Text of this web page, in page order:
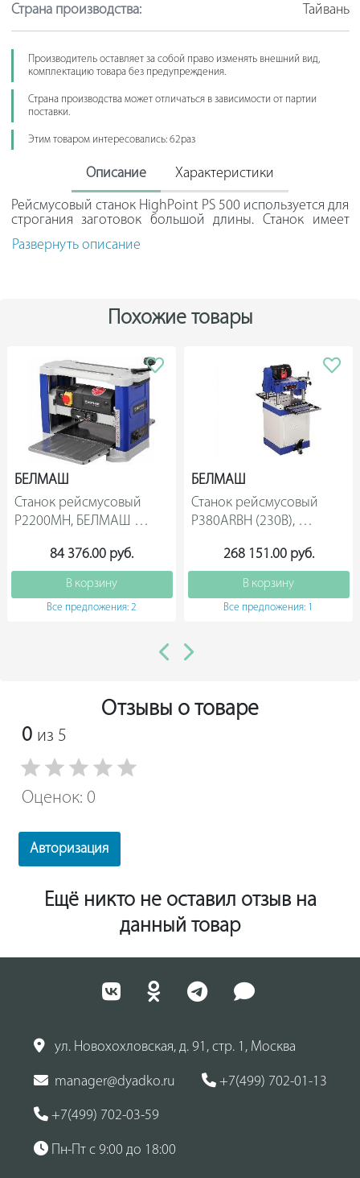
Страна производства:
Тайвань
Производитель оставляет за собой право изменять внешний вид,
комплектацию товара без предупреждения.
Страна производства может отличаться в зависимости от партии
поставки.
Этим товаром интересовались: 62раз
Описание Характеристики
Рейсмусовый станок HighPoint PS 500 используется для
строгания заготовок большой длины. Станок имеет
приводной вал с тремя ножами, что улучшает качество
обработки. Тонкие настройки глубины строгания
хорошего качества. Станок прост в применении и
Развернуть описание
Похожие товары
БЕЛМАШ
Станок рейсмусовый
P2200MH, БЕЛМАШ
84 376.00 руб.
В корзину
Все предложения: 2
БЕЛМАШ
Станок рейсмусовый
P380ARBH (230В),
268 151.00 руб.
В корзину
Все предложения: 1
Отзывы о товаре
0 из 5
Оценок: 0
Авторизация
Ещё никто не оставил отзыв на
данный товар
ул. Новохохловская, д. 91, стр. 1, Москва
manager@dyadko.ru +7(499) 702-01-13
+7(499) 702-03-59
Пн-Пт с 9:00 до 18:00